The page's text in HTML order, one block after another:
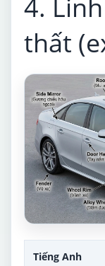
4.
thất
Tiếng Anh